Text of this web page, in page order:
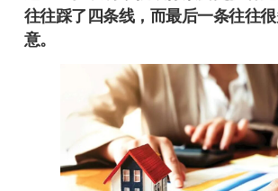
往往踩了四条线，而最后一条往往
意。